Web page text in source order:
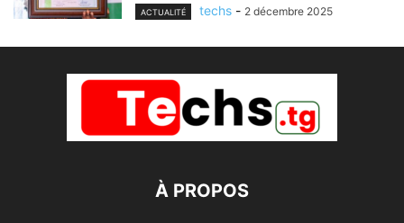
ACTUALITÉ techs - 2 décembre 2025
À PROPOS